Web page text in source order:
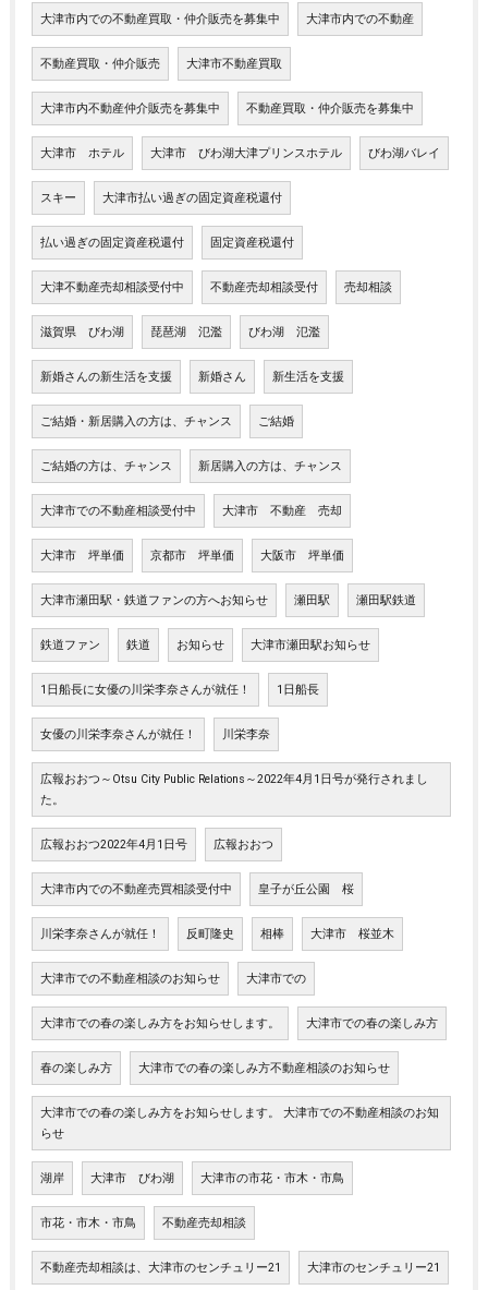
大津市内での不動産買取・仲介販売を募集中 大津市内での不動産
不動産買取・仲介販売 大津市不動産買取
大津市内不動産仲介販売を募集中 不動産買取・仲介販売を募集中
大津市 ホテル 大津市 びわ湖大津プリンスホテル びわ湖バレイ
スキー 大津市払い過ぎの固定資産税還付
払い過ぎの固定資産税還付 固定資産税還付
大津不動産売却相談受付中 不動産売却相談受付 売却相談
滋賀県 びわ湖 琵琶湖 氾濫 びわ湖 氾濫
新婚さんの新生活を支援 新婚さん 新生活を支援
ご結婚・新居購入の方は、チャンス ご結婚
ご結婚の方は、チャンス 新居購入の方は、チャンス
大津市での不動産相談受付中 大津市 不動産 売却
大津市 坪単価 京都市 坪単価 大阪市 坪単価
大津市瀬田駅・鉄道ファンの方へお知らせ 瀬田駅 瀬田駅鉄道
鉄道ファン 鉄道 お知らせ 大津市瀬田駅お知らせ
1日船長に女優の川栄李奈さんが就任！ 1日船長
女優の川栄李奈さんが就任！ 川栄李奈
広報おおつ～Otsu City Public Relations～2022年4月1日号が発行されまし
た。
広報おおつ2022年4月1日号 広報おおつ
大津市内での不動産売買相談受付中 皇子が丘公園 桜
川栄李奈さんが就任！ 反町隆史 相棒 大津市 桜並木
大津市での不動産相談のお知らせ 大津市での
大津市での春の楽しみ方をお知らせします。 大津市での春の楽しみ方
春の楽しみ方 大津市での春の楽しみ方不動産相談のお知らせ
大津市での春の楽しみ方をお知らせします。 大津市での不動産相談のお知
らせ
湖岸 大津市 びわ湖 大津市の市花・市木・市鳥
市花・市木・市鳥 不動産売却相談
不動産売却相談は、大津市のセンチュリー21 大津市のセンチュリー21